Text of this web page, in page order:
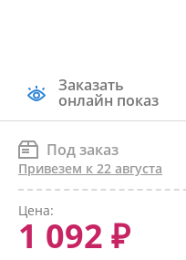
Заказать
онлайн показ
Под заказ
Привезем к 22 августа
Цена:
1 092 ₽